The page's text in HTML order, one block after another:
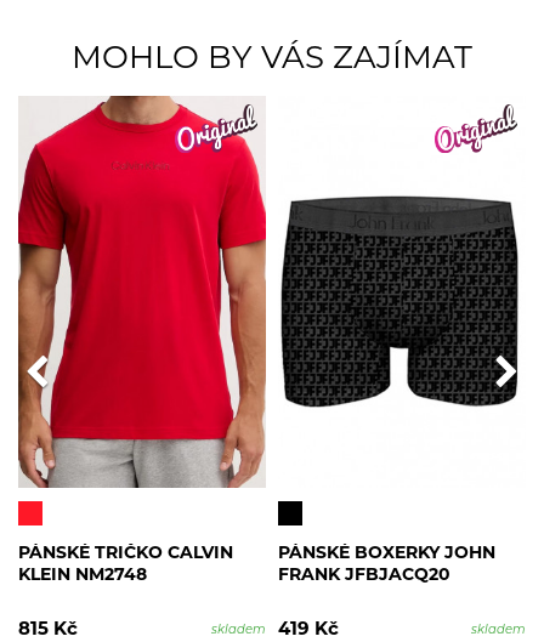
MOHLO BY VÁS ZAJÍMAT
PÁNSKÉ TRIČKO CALVIN
KLEIN NM2748
815 Kč skladem
PÁNSKÉ BOXERKY JOHN
FRANK JFBJACQ20
419 Kč skladem